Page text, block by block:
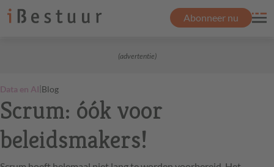
Abonneer nu
(advertentie)
Data en AI|Blog
Scrum: óók voor
beleidsmakers!